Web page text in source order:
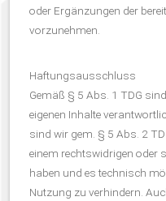
oder Ergänzungen der
vorzunehmen.
Haftungsausschluss
Gemäß § 5 Abs. 1 TDG
eigenen Inhalte
sind wir gem. § 5 Abs. 2
einem rechtswidrigen oder
haben und es technisch
Nutzung zu verhindern.